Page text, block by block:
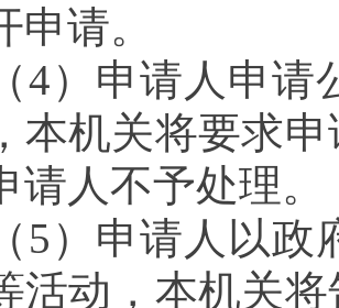
申请。
申请人申请公
本机关将要求
请人不予处理。
申请人以政府
活动，本机关